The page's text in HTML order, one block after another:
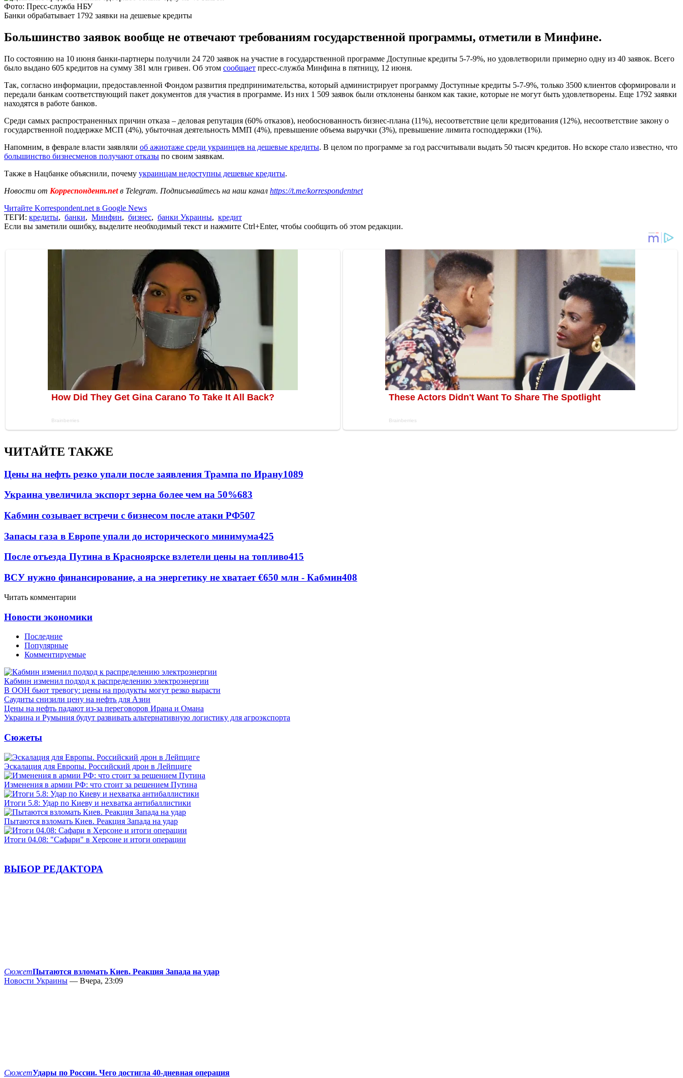
Фото: Пресс-служба НБУ
Банки обрабатывает 1792 заявки на дешевые кредиты
Большинство заявок вообще не отвечают требованиям государственной программы, отметили в Минфине.
По состоянию на 10 июня банки-партнеры получили 24 720 заявок на участие в государственной программе Доступные кредиты 5-7-9%, но удовлетворили примерно одну из 40 заявок. Всего
было выдано 605 кредитов на сумму 381 млн гривен. Об этом сообщает пресс-служба Минфина в пятницу, 12 июня.
Так, согласно информации, предоставленной Фондом развития предпринимательства, который администрирует программу Доступные кредиты 5-7-9%, только 3500 клиентов сформировали и
передали банкам соответствующий пакет документов для участия в программе. Из них 1 509 заявок были отклонены банком как такие, которые не могут быть удовлетворены. Еще 1792 заявки
находятся в работе банков.
Среди самых распространенных причин отказа – деловая репутация (60% отказов), необоснованность бизнес-плана (11%), несоответствие цели кредитования (12%), несоответствие закону о
государственной поддержке МСП (4%), убыточная деятельность ММП (4%), превышение объема выручки (3%), превышение лимита господдержки (1%).
Напомним, в феврале власти заявляли об ажиотаже среди украинцев на дешевые кредиты. В целом по программе за год рассчитывали выдать 50 тысяч кредитов. Но вскоре стало известно, что
большинство бизнесменов получают отказы по своим заявкам.
Также в Нацбанке объяснили, почему украинцам недоступны дешевые кредиты.
Новости от Корреспондент.netв Telegram. Подписывайтесь на наш канал https://t.me/korrespondentnet
Читайте Korrespondent.net в Google News
ТЕГИ: кредиты, банки, Минфин, бизнес, банки Украины, кредит
Если вы заметили ошибку, выделите необходимый текст и нажмите Ctrl+Enter, чтобы сообщить об этом редакции.
ЧИТАЙТЕ ТАКЖЕ
Цены на нефть резко упали после заявления Трампа по Ирану1089
Украина увеличила экспорт зерна более чем на 50%683
Кабмин созывает встречи с бизнесом после атаки РФ507
Запасы газа в Европе упали до исторического минимума425
После отъезда Путина в Красноярске взлетели цены на топливо415
ВСУ нужно финансирование, а на энергетику не хватает €650 млн - Кабмин408
Читать комментарии
Новости экономики
Последние
Популярные
Комментируемые
Кабмин изменил подход к распределению электроэнергии
В ООН бьют тревогу: цены на продукты могут резко вырасти
Саудиты снизили цену на нефть для Азии
Цены на нефть падают из-за переговоров Ирана и Омана
Украина и Румыния будут развивать альтернативную логистику для агроэкспорта
Сюжеты
Эскалация для Европы. Российский дрон в Лейпциге
Изменения в армии РФ: что стоит за решением Путина
Итоги 5.8: Удар по Киеву и нехватка антибаллистики
Пытаются взломать Киев. Реакция Запада на удар
Итоги 04.08: "Сафари" в Херсоне и итоги операции
ВЫБОР РЕДАКТОРА
СюжетПытаются взломать Киев. Реакция Запада на удар
Новости Украины — Вчера, 23:09
СюжетУдары по России. Чего достигла 40-дневная операция